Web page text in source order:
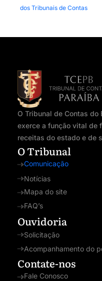
dos Tribunais de Contas
O Tribunal de Contas do
exerce a função vital de
receitas do estado e de
O Tribunal
Comunicação
Notícias
Mapa do site
FAQ’s
Ouvidoria
Solicitação
Acompanhamento do
Contate-nos
Fale Conosco